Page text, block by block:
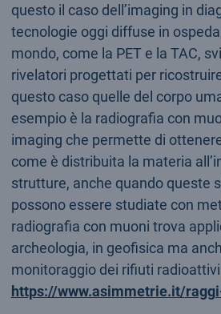
questo il caso dell’imaging in
tecnologie oggi diffuse in
mondo, come la PET e la TAC,
rivelatori progettati per
questo caso quelle del corpo
esempio è la radiografia con
imaging che permette di
come è distribuita la materia
strutture, anche quando queste
possono essere studiate con
radiografia con muoni trova
archeologia, in geofisica ma
monitoraggio dei rifiuti
https://www.asimmetrie.it/